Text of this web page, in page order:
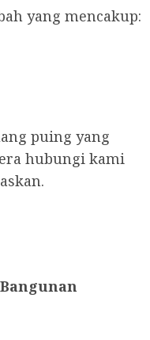
yang mencakup:
puing yang
hubungi kami